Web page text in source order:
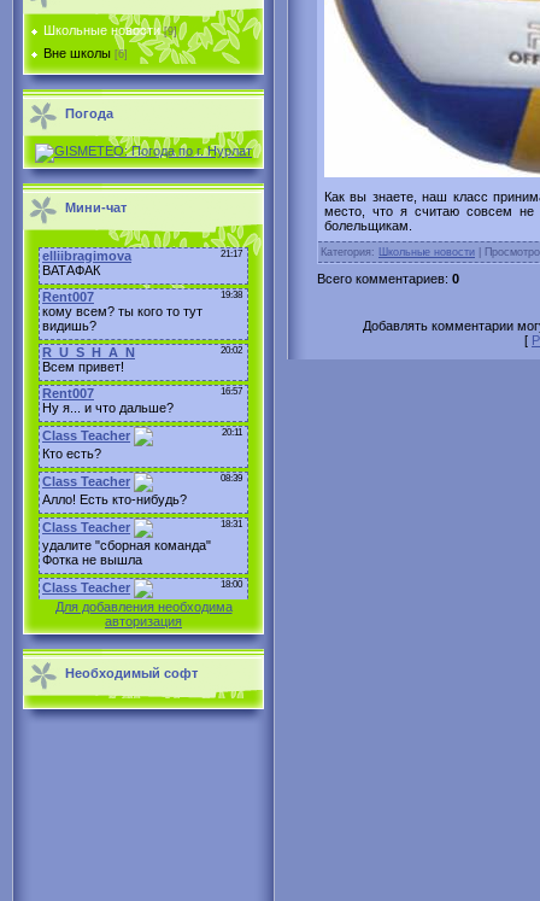
Школьные новости [9]
Вне школы [6]
Погода
Мини-чат
Для добавления необходима
авторизация
Необходимый софт
Как вы знаете, наш класс
место, что я считаю совсем не
болельщикам.
Категория : Школьные новости
Всего комментариев: 0
Добавлять комментарии
[